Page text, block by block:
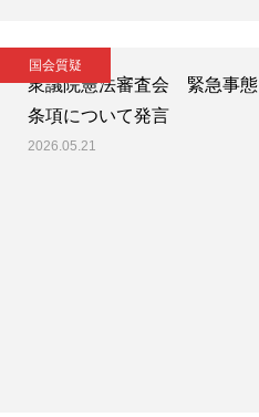
国会質疑
衆議院憲法審査会 緊急事態
条項について発言
2026.05.21